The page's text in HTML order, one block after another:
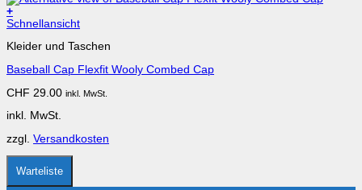
+
Dieses
weist
Varianten
Die
können
der
Produktseite
gewählt
Schnellansicht
Kleider und Taschen
Baseball Cap Flexfit Wooly Combed Cap
CHF 29.00 inkl. MwSt.
inkl. MwSt.
zzgl. Versandkosten
Warteliste